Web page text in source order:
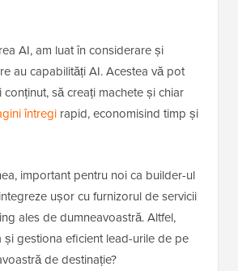
AI, am luat în considerare și
au capabilități AI. Acestea vă pot
să creați machete și chiar
întregi rapid, economisind timp și
important pentru noi ca builder-ul
ușor cu furnizorul de servicii
ales de dumneavoastră. Altfel,
și gestiona eficient lead-urile de pe
de destinație?